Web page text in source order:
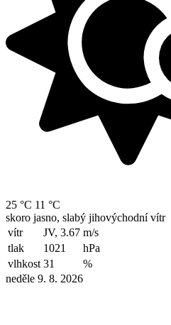
25 °C 11 °C
skoro jasno, slabý jihovýchodní vítr
vítr
JV, 3.67 m/s
tlak
1021
hPa
vlhkost 31
%
neděle 9. 8. 2026